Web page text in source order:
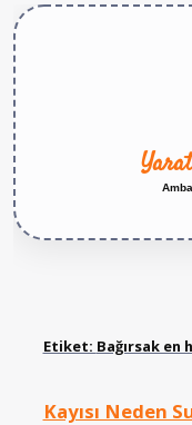
Etiket: Bağırsak en
Kayısı Neden